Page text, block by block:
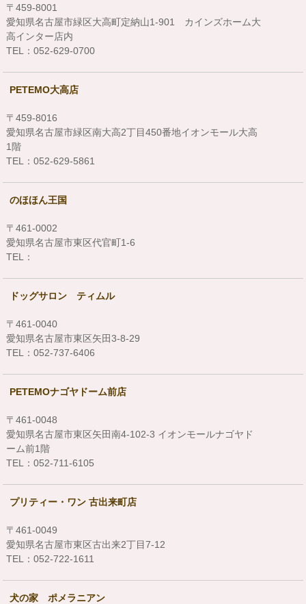
〒459-8001
愛知県名古屋市緑区大高町定納山1-901 カインズホーム大
高インター店内
TEL：052-629-0700
PETEMO大高店
〒459-8016
愛知県名古屋市緑区南大高2丁目450番地イオンモール大高
1階
TEL：052-629-5861
のほほん王国
〒461-0002
愛知県名古屋市東区代官町1-6
TEL：
ドッグサロン ティムル
〒461-0040
愛知県名古屋市東区矢田3-8-29
TEL：052-737-6406
PETEMOナゴヤドーム前店
〒461-0048
愛知県名古屋市東区矢田南4-102-3 イオンモールナゴヤド
ーム前1階
TEL：052-711-6105
プリティー・ワン 古出来町店
〒461-0049
愛知県名古屋市東区古出来2丁目7-12
TEL：052-722-1611
犬の家 ポメラニアン